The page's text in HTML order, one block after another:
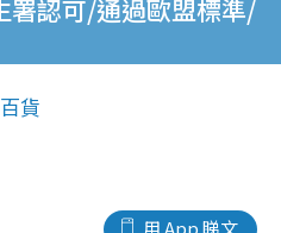
署認可/通過歐盟標準/
貨
用 App 睇文